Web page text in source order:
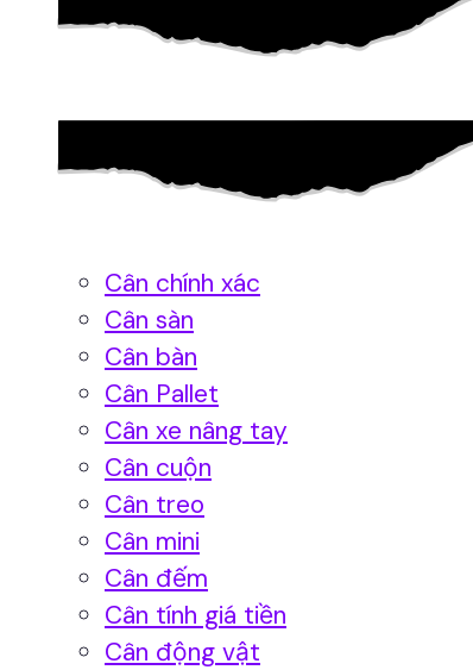
Cân chính xác
Cân sàn
Cân bàn
Cân Pallet
Cân xe nâng tay
Cân cuộn
Cân treo
Cân mini
Cân đếm
Cân tính giá tiền
Cân động vật